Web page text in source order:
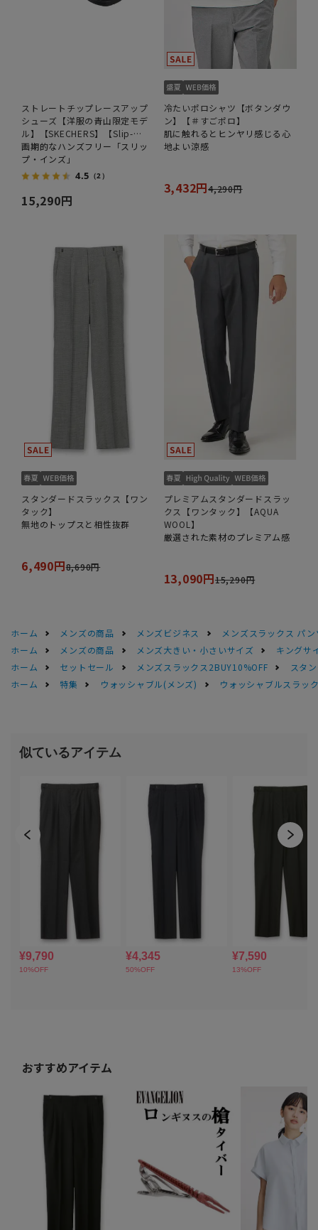
ストレートチップレースアップ
シューズ【洋服の青山限定モデ
ル】【SKECHERS】【Slip-
ins】
画期的なハンズフリー「スリッ
プ・インズ」
4.5 （2）
15,290円
冷たいポロシャツ【ボタンダウ
ン】【＃すごポロ】
肌に触れるとヒンヤリ感じる心
地よい涼感
3,432円4,290円
スタンダードスラックス【ワン
タック】
無地のトップスと相性抜群
6,490円8,690円
プレミアムスタンダードスラッ
クス【ワンタック】【AQUA
WOOL】
厳選された素材のプレミアム感
13,090円15,290円
ホーム メンズの商品 メンズビジネス
メンズスラックス パン
ホーム
メンズの商品 メンズ大きい・小さいサイズ
キングサ
ホーム
セットセール メンズスラックス2BUY10%OFF
スタ
ホーム
特集 ウォッシャブル(メンズ) ウォッシャブルスラッ